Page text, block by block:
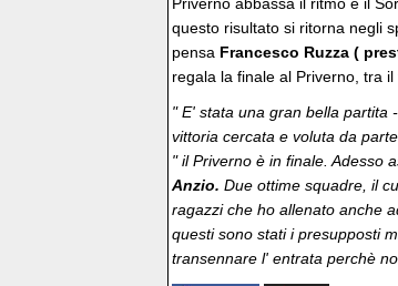
questo risultato si ritorna negli
pensa Francesco Ruzza (
regala la finale al Priverno, tra
" E' stata una gran bella partita
vittoria cercata e voluta da
" il Priverno è in finale. Adesso
Anzio. Due ottime squadre, il
ragazzi che ho allenato anche
questi sono stati i presupposti
transennare l' entrata perchè